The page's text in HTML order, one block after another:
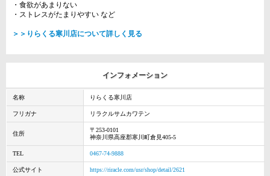
・食欲があまりない
・ストレスがたまりやすい など
＞＞りらくる寒川店について詳しく見る
インフォメーション
名称 りらくる寒川店
フリガナ リラクルサムカワテン
住所
〒253-0101
神奈川県高座郡寒川町倉見405-5
TEL 0467-74-9888
公式サイト https://riracle.com/usr/shop/detail/2621